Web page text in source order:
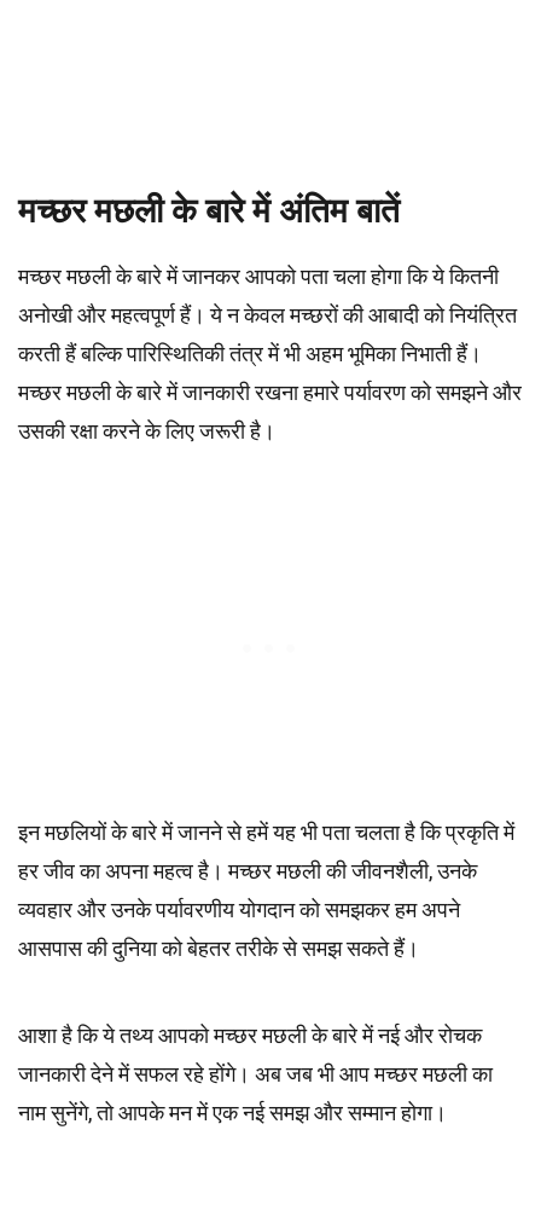
मच्छर मछली के बारे में अंतिम बातें
मच्छर मछली के बारे में जानकर आपको पता चला होगा कि ये कितनी
अनोखी और महत्वपूर्ण हैं। ये न केवल मच्छरों की आबादी को नियंत्रित
करती हैं बल्कि पारिस्थितिकी तंत्र में भी अहम भूमिका निभाती हैं।
मच्छर मछली के बारे में जानकारी रखना हमारे पर्यावरण को समझने और
उसकी रक्षा करने के लिए जरूरी है।
इन मछलियों के बारे में जानने से हमें यह भी पता चलता है कि प्रकृति में
हर जीव का अपना महत्व है। मच्छर मछली की जीवनशैली, उनके
व्यवहार और उनके पर्यावरणीय योगदान को समझकर हम अपने
आसपास की दुनिया को बेहतर तरीके से समझ सकते हैं।
आशा है कि ये तथ्य आपको मच्छर मछली के बारे में नई और रोचक
जानकारी देने में सफल रहे होंगे। अब जब भी आप मच्छर मछली का
नाम सुनेंगे, तो आपके मन में एक नई समझ और सम्मान होगा।